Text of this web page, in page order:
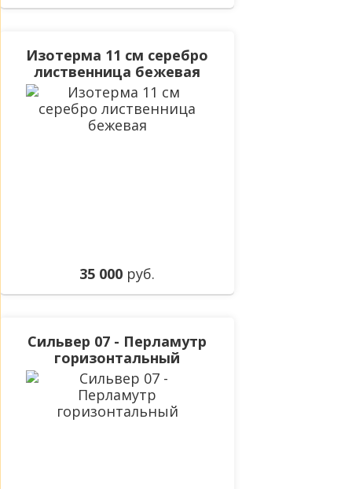
Изотерма 11 см серебро
лиственница бежевая
35 000 руб.
Сильвер 07 - Перламутр
горизонтальный